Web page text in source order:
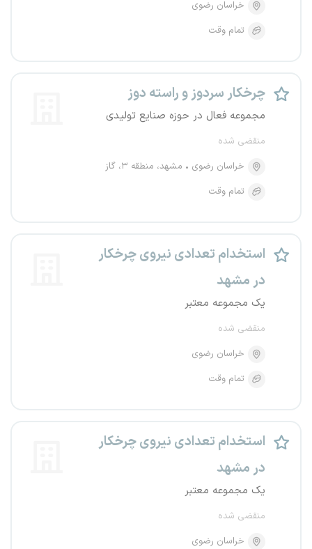
خراسان رضوی
تمام وقت
چرخکار سردوز و راسته دوز
مجموعه فعال در حوزه صنایع تولیدی
منقضی شده
خراسان رضوی
مشهد، منطقه ۳، گاز
تمام وقت
استخدام تعدادی نیروی چرخکار
در مشهد
یک مجموعه معتبر
منقضی شده
خراسان رضوی
تمام وقت
استخدام تعدادی نیروی چرخکار
در مشهد
یک مجموعه معتبر
منقضی شده
خراسان رضوی